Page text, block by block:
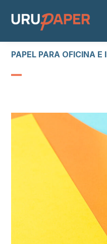
PAPEL PARA OFICINA E